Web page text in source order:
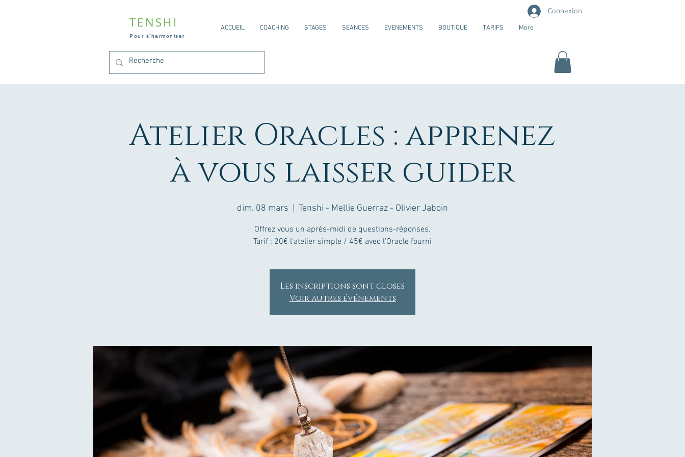
TENSHI
Pour s'harmoniser
ACCUEIL COACHING STAGES SEANCES EVENEMENTS BOUTIQUE TARIFS More
Connexion
Atelier Oracles : apprenez
à vous laisser guider
dim. 08 mars Tenshi - Mellie Guerraz - Olivier Jaboin
Offrez vous un après-midi de questions-réponses.
Les inscriptions sont closes
Voir autres événements